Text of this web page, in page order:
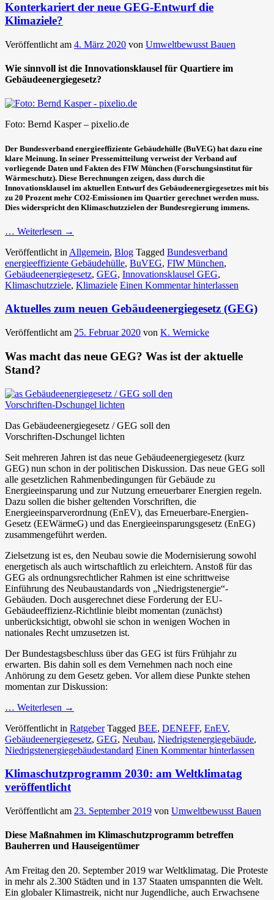
Konterkariert der neue GEG-Entwurf die
Klimaziele?
Veröffentlicht am 4. März 2020 von Umweltbewusst Bauen
Wie sinnvoll ist die Innovationsklausel für Quartiere im
Gebäudeenergiegesetz?
Foto: Bernd Kasper – pixelio.de
Der Bundesverband energieeffiziente Gebäudehülle (BuVEG) hat dazu eine
klare Meinung. In seiner Pressemitteilung verweist der Verband auf
vorliegende Daten und Fakten des FIW München (Forschungsinstitut für
Wärmeschutz). Diese Berechnungen zeigen, dass durch die
Innovationsklausel im aktuellen Entwurf des Gebäudeenergiegesetzes mit bis
zu 20 Prozent mehr CO2-Emissionen im Quartier gerechnet werden muss.
Dies widerspricht den Klimaschutzzielen der Bundesregierung immens.
… Weiterlesen →
Veröffentlicht in Allgemein, Blog Tagged Bundesverband
energieeffiziente Gebäudehülle, BuVEG, FIW München,
Gebäudeenergiegesetz, GEG, Innovationsklausel GEG,
Klimaschutzziele, Klimaziele Einen Kommentar hinterlassen
Aktuelles zum neuen Gebäudeenergiegesetz (GEG)
Veröffentlicht am 25. Februar 2020 von K. Wernicke
Was macht das neue GEG? Was ist der aktuelle
Stand?
Das Gebäudeenergiegesetz / GEG soll den
Vorschriften-Dschungel lichten
Seit mehreren Jahren ist das neue Gebäudeenergiegesetz (kurz
GEG) nun schon in der politischen Diskussion. Das neue GEG soll
alle gesetzlichen Rahmenbedingungen für Gebäude zu
Energieeinsparung und zur Nutzung erneuerbarer Energien regeln.
Dazu sollen die bisher geltenden Vorschriften, die
Energieeinsparverordnung (EnEV), das Erneuerbare-Energien-
Gesetz (EEWärmeG) und das Energieeinsparungsgesetz (EnEG)
zusammengeführt werden.
Zielsetzung ist es, den Neubau sowie die Modernisierung sowohl
energetisch als auch wirtschaftlich zu erleichtern. Anstoß für das
GEG als ordnungsrechtlicher Rahmen ist eine schrittweise
Einführung des Neubaustandards von „Niedrigstenergie“-
Gebäuden. Doch ausgerechnet diese Forderung der EU-
Gebäudeeffizienz-Richtlinie bleibt momentan (zunächst)
unberücksichtigt, obwohl sie schon in wenigen Wochen in
nationales Recht umzusetzen ist.
Der Bundestagsbeschluss über das GEG ist fürs Frühjahr zu
erwarten. Bis dahin soll es dem Vernehmen nach noch eine
Anhörung zu dem Gesetz geben. Vor allem diese Punkte stehen
momentan zur Diskussion:
… Weiterlesen →
Veröffentlicht in Ratgeber Tagged BEE, DENEFF, EnEV,
Gebäudeenergiegesetz, GEG, Neubau, Niedrigstenergiegebäude,
Niedrigstenergiegebäudestandard Einen Kommentar hinterlassen
Klimaschutzprogramm 2030: am Weltklimatag
veröffentlicht
Veröffentlicht am 23. September 2019 von Umweltbewusst Bauen
Diese Maßnahmen im Klimaschutzprogramm betreffen
Bauherren und Hauseigentümer
Am Freitag den 20. September 2019 war Weltklimatag. Die Proteste
in mehr als 2.300 Städten und in 137 Staaten umspannten die Welt.
Ein globaler Klimastreik, nicht nur Jugendliche, auch Erwachsene